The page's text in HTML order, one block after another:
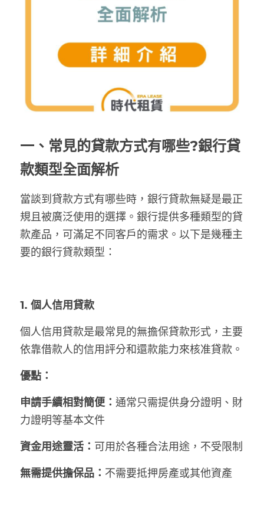
一、 常見的貸款方式有哪些?銀行貸
款類型全面解析
當談到貸款方式有哪些時，銀行貸款無疑是最正
規且被廣泛使用的選擇。銀行提供多種類型的貸
款產品，可滿足不同客戶的需求。以下是幾種主
要的銀行貸款類型：
1. 個人信用貸款
個人信用貸款是最常見的無擔保貸款形式，主要
依靠借款人的信用評分和還款能力來核准貸款。
優點：
申請手續相對簡便： 通常只需提供身分證明、財
力證明等基本文件
資金用途靈活： 可用於各種合法用途，不受限制
無需提供擔保品： 不需要抵押房產或其他資產